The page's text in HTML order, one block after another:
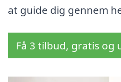
at guide dig gennem
Få 3 tilbud, gratis og